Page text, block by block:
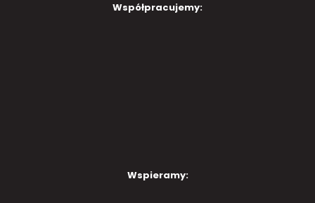
Współpracujemy:
Wspieramy: